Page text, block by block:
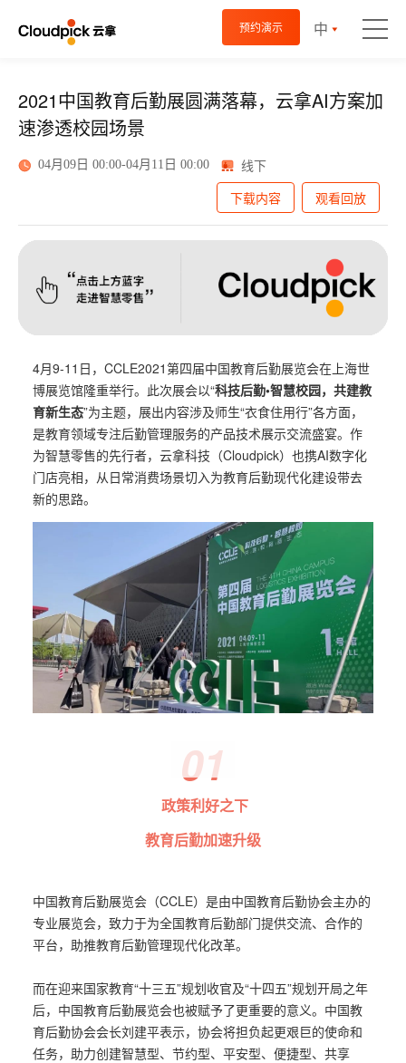
预约演示 中
2021中国教育后勤展圆满落幕，云拿AI方案加
速渗透校园场景
04月09日 00:00-04月11日 00:00
线下
下载内容
观看回放
4月9-11日，CCLE2021第四届中国教育后勤展览会在上海世
博展览馆隆重举行。此次展会以“科技后勤•智慧校园，共建教
育新生态”为主题，展出内容涉及师生“衣食住用行”各方面，
是教育领域专注后勤管理服务的产品技术展示交流盛宴。作
为智慧零售的先行者，云拿科技（Cloudpick）也携AI数字化
门店亮相，从日常消费场景切入为教育后勤现代化建设带去
新的思路。
01
政策利好之下
教育后勤加速升级
中国教育后勤展览会（CCLE）是由中国教育后勤协会主办的
专业展览会，致力于为全国教育后勤部门提供交流、合作的
平台，助推教育后勤管理现代化改革。
而在迎来国家教育“十三五”规划收官及“十四五”规划开局之年
后，中国教育后勤展览会也被赋予了更重要的意义。中国教
育后勤协会会长刘建平表示，协会将担负起更艰巨的使命和
任务，助力创建智慧型、节约型、平安型、便捷型、共享